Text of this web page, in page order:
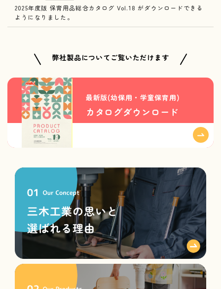
2025年度版 保育用品総合カタログ Vol.18 がダウンロードできる
ようになりました。
弊社製品についてご覧いただけます
最新版(幼保用・学童保育用)
カタログダウンロード